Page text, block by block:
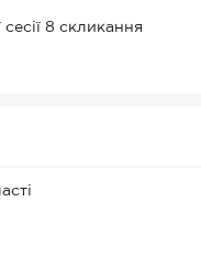
8 скликання